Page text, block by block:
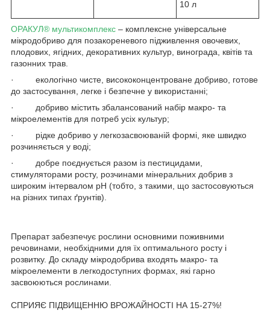
10 л
ОРАКУЛ® мультикомплекс – комплексне універсальне
мікродобриво для позакореневого підживлення овочевих,
плодових, ягідних, декоративних культур, винограда, квітів та
газонних трав.
· екологічно чисте, висококонцентроване добриво, готове
до застосування, легке і безпечне у використанні;
· добриво містить збалансований набір макро- та
мікроелементів для потреб усіх культур;
· рідке добриво у легкозасвоюваній формі, яке швидко
розчиняється у воді;
· добре поєднується разом із пестицидами,
стимуляторами росту, розчинами мінеральних добрив з
широким інтервалом рН (тобто, з такими, що застосовуються
на різних типах ґрунтів).
Препарат забезпечує рослини основними поживними
речовинами, необхідними для їх оптимального росту і
розвитку. До складу мікродобрива входять макро- та
мікроелементи в легкодоступних формах, які гарно
засвоюються рослинами.
СПРИЯЄ ПІДВИЩЕННЮ ВРОЖАЙНОСТІ НА 15-27%!